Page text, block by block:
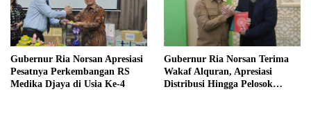
Gubernur Ria Norsan Apresiasi
Pesatnya Perkembangan RS
Medika Djaya di Usia Ke-4
Gubernur Ria Norsan Terima
Wakaf Alquran, Apresiasi
Distribusi Hingga Pelosok